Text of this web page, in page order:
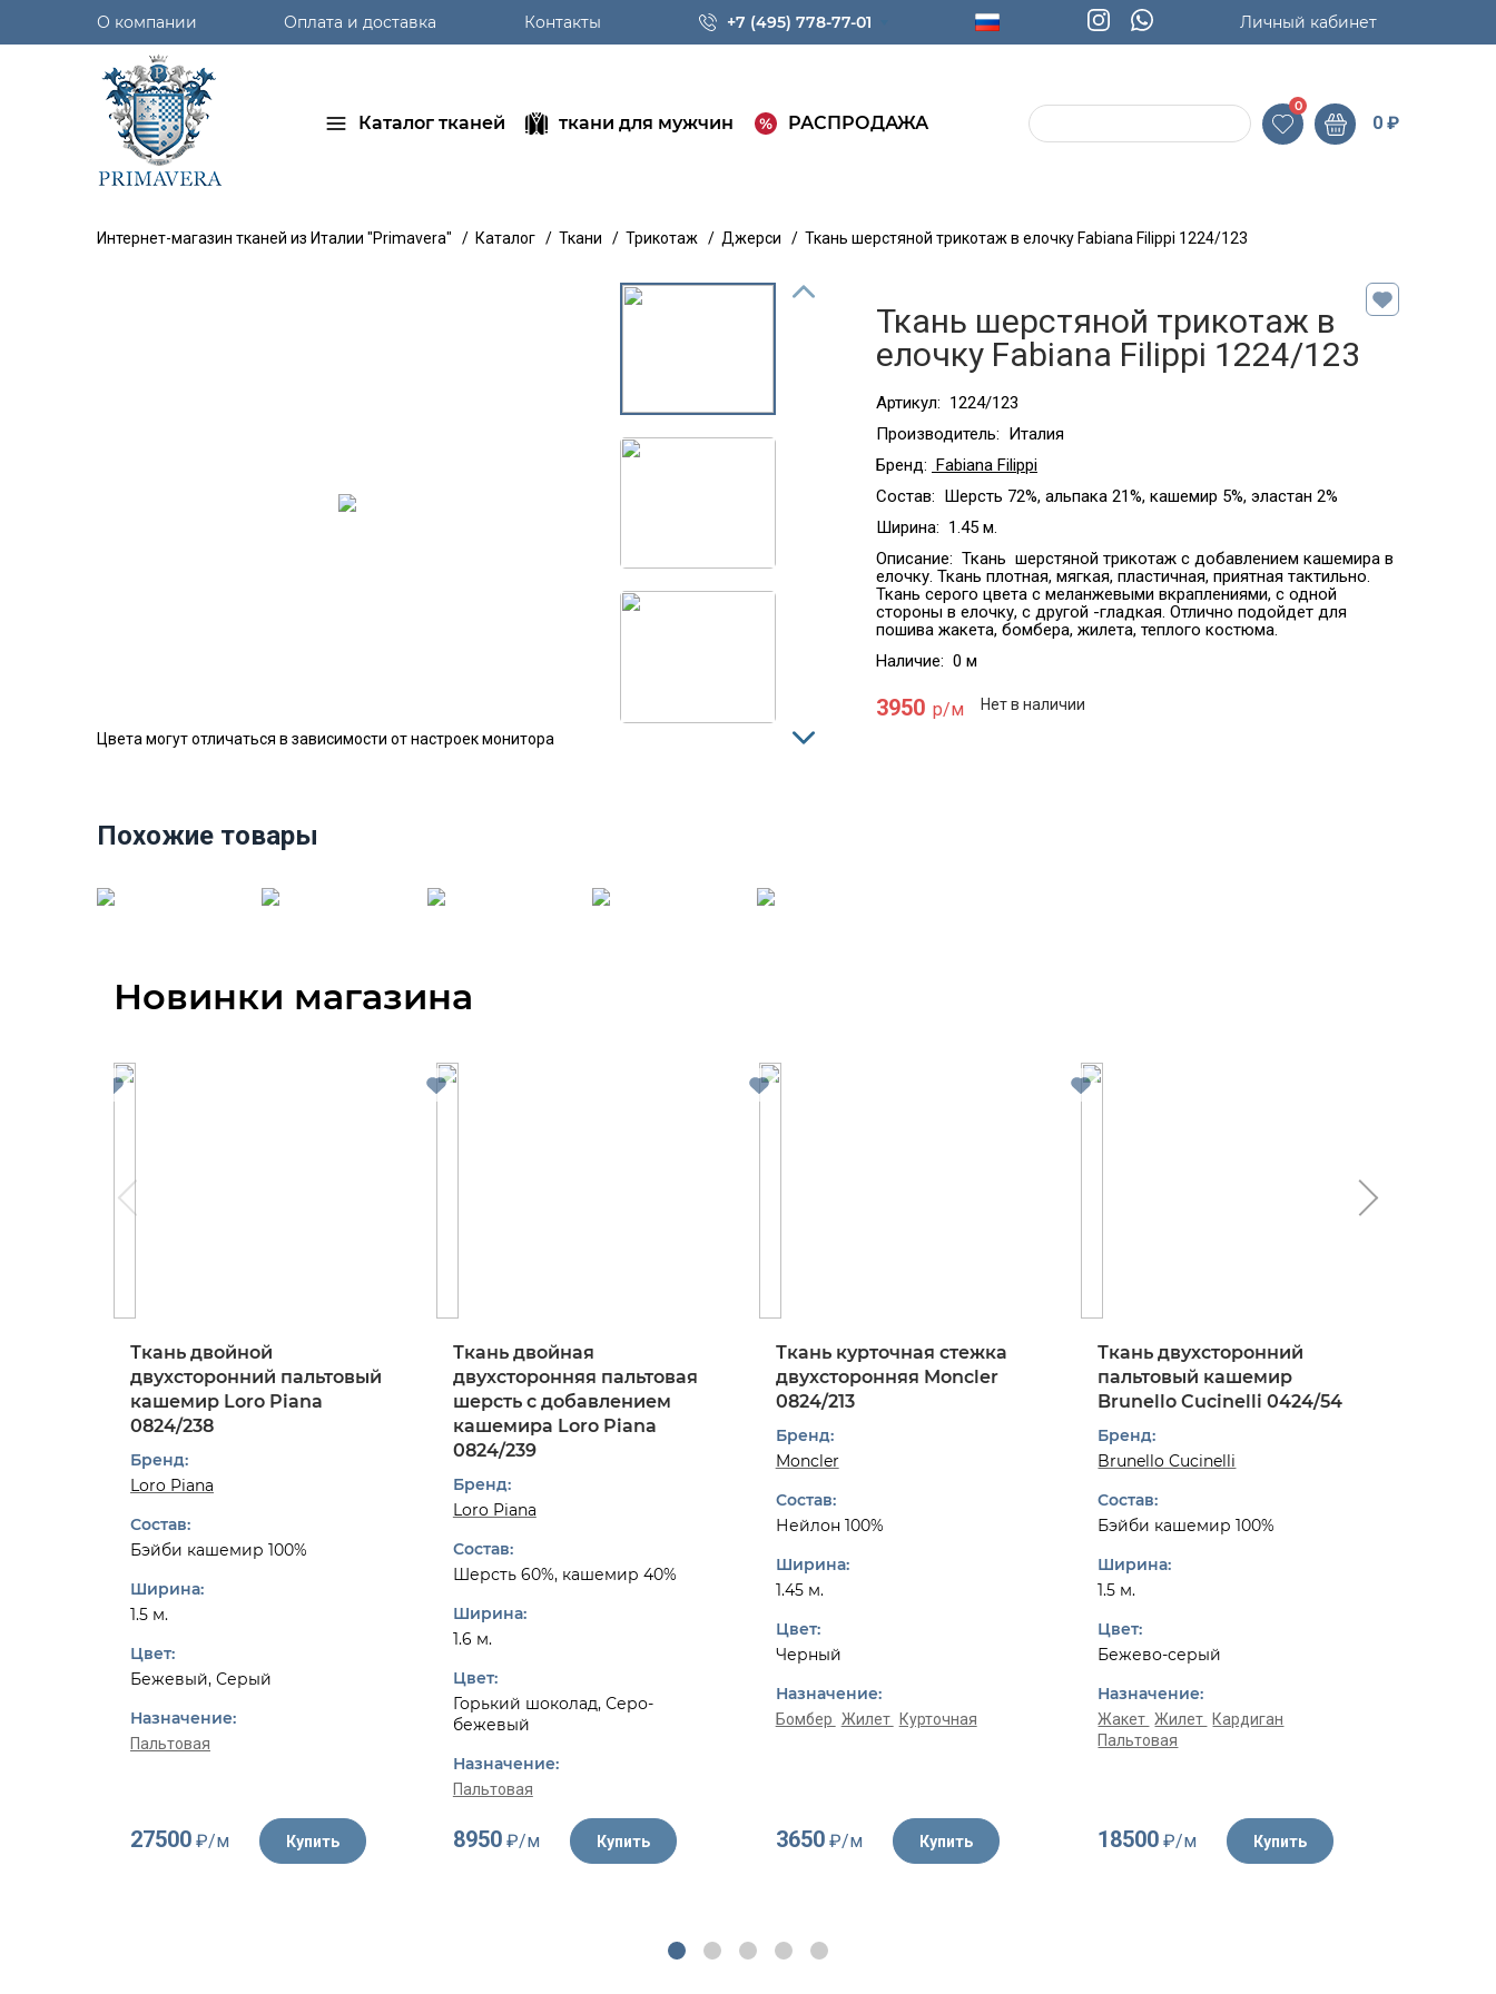
О компании Оплата и доставка Контакты +7 (495) 778-77-01 Личный кабинет
Каталог тканей ткани для мужчин РАСПРОДАЖА
0
0 ₽
Интернет-магазин тканей из Италии "Primavera" / Каталог / Ткани / Трикотаж / Джерси / Ткань шерстяной трикотаж в елочку Fabiana Filippi 1224/123
Цвета могут отличаться в зависимости от настроек монитора
Ткань шерстяной трикотаж в
елочку Fabiana Filippi 1224/123
Артикул: 1224/123
Производитель: Италия
Бренд: Fabiana Filippi
Состав: Шерсть 72%, альпака 21%, кашемир 5%, эластан 2%
Ширина: 1.45 м.
Описание: Ткань шерстяной трикотаж с добавлением кашемира в
елочку. Ткань плотная, мягкая, пластичная, приятная тактильно.
Ткань серого цвета с меланжевыми вкраплениями, с одной
стороны в елочку, с другой -гладкая. Отлично подойдет для
пошива жакета, бомбера, жилета, теплого костюма.
Наличие: 0 м
3950 р/м Нет в наличии
Похожие товары
Новинки магазина
Ткань двойной
двухсторонний пальтовый
кашемир Loro Piana
0824/238
Бренд:
Loro Piana
Состав:
Бэйби кашемир 100%
Ширина:
1.5 м.
Цвет:
Бежевый, Серый
Назначение:
Пальтовая
27500 ₽/м Купить
Ткань двойная
двухсторонняя пальтовая
шерсть с добавлением
кашемира Loro Piana
0824/239
Бренд:
Loro Piana
Состав:
Шерсть 60%, кашемир 40%
Ширина:
1.6 м.
Цвет:
Горький шоколад, Серо-
бежевый
Назначение:
Пальтовая
8950₽/м Купить
Ткань курточная стежка
двухсторонняя Moncler
0824/213
Бренд:
Moncler
Состав:
Нейлон 100%
Ширина:
1.45 м.
Цвет:
Черный
Назначение:
Бомбер Жилет Курточная
3650₽/м Купить
Ткань двухсторонний
пальтовый кашемир
Brunello Cucinelli 0424/54
Бренд:
Brunello Cucinelli
Состав:
Бэйби кашемир 100%
Ширина:
1.5 м.
Цвет:
Бежево-серый
Назначение:
Жакет Жилет
Кардиган
Пальтовая
18500 ₽/м Купить